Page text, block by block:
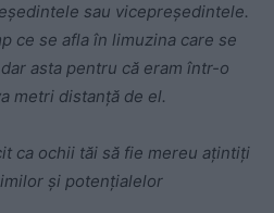
sau vicepreședintele.
ce se afla în limuzina care se
asta pentru că eram într-o
metri distanță de el.
ca ochii tăi să fie mereu ațintiți
și potențialelor